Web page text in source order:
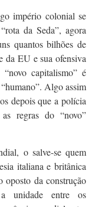
império colonial se
da Seda”, agora
quantos bilhões de
da EU e sua ofensiva
capitalismo” é
Algo assim
depois que a polícia
regras do “novo”
o salve-se quem
italiana e britânica
oposto da construção
unidade entre os